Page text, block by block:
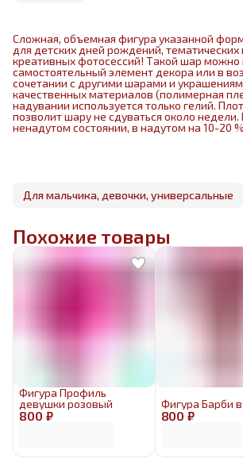
Сложная, объемная фигура указанной
для детских дней рождений, тематических
креативных фотосессий! Такой шар можно
самостоятельный элемент декора или в
сочетании с другими шарами и
качественных материалов (полимерная
надувании используется только гелий.
позволит шару не сдуваться около
ненадутом состоянии, в надутом на 10-20
Для мальчика, девочки, универсальные
Похожие товары
800 ₽
Фигура Профиль
девушки розовый
800 ₽
Фигура Барби